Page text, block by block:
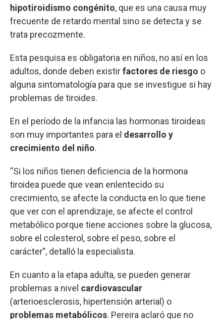
hipotiroidismo congénito, que es una causa muy
frecuente de retardo mental sino se detecta y se
trata precozmente.
Esta pesquisa es obligatoria en niños, no así en los
adultos, donde deben existirfactores de riesgo o
alguna sintomatología para que se investigue si hay
problemas de tiroides.
En el período de la infancia las hormonas tiroideas
son muy importantes para el desarrollo y
crecimiento del niño.
“Si los niños tienen deficiencia de la hormona
tiroidea puede que vean enlentecido su
crecimiento, se afecte la conducta en lo que tiene
que ver con el aprendizaje, se afecte el control
metabólico porque tiene acciones sobre la glucosa,
sobre el colesterol, sobre el peso, sobre el
carácter”, detalló la especialista.
En cuanto a la etapa adulta, se pueden generar
problemas a nivel cardiovascular
(arterioesclerosis, hipertensión arterial) o
problemas metabólicos. Pereira aclaró que no